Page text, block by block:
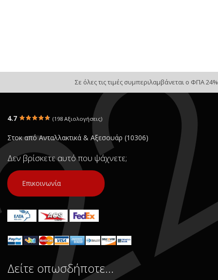
Σε όλες τις τιμές συμπεριλαμβάνεται ο ΦΠΑ 24%
4.7 (198 Αξιολογήσεις)
Στοκ από Ανταλλακτικά & Αξεσουάρ (10306)
Δεν βρίσκετε αυτό που ψάχνετε;
Επικοινωνία
Δείτε οπωσδήποτε…